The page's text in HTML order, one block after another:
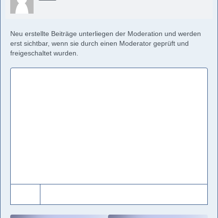
Neu erstellte Beiträge unterliegen der Moderation und werden
erst sichtbar, wenn sie durch einen Moderator geprüft und
freigeschaltet wurden.